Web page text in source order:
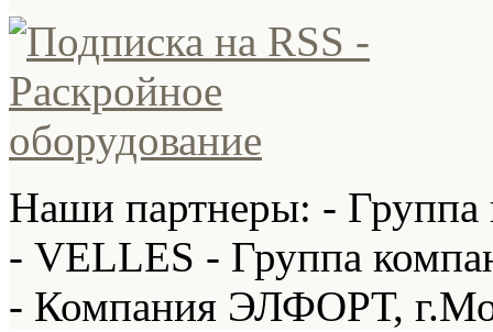
Наши партнеры: -
- VELLES - Группа
- Компания ЭЛФОРТ,